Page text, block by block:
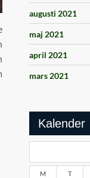
augusti 2021
maj 2021
april 2021
mars 2021
Kalender
M T